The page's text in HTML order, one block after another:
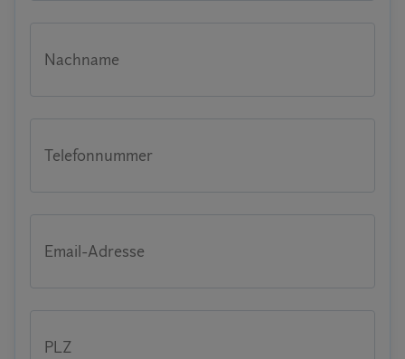
Nachname
Telefonnummer
Email-Adresse
PLZ